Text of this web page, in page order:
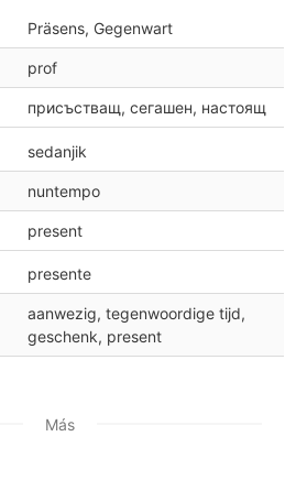
Präsens, Gegenwart
prof
присъстващ, сегашен, настоящ
sedanjik
nuntempo
present
presente
aanwezig, tegenwoordige tijd,
geschenk, present
Más